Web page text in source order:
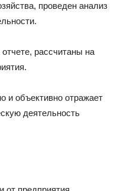
проведен анализ
рассчитаны на
и объективно отражает
деятельность